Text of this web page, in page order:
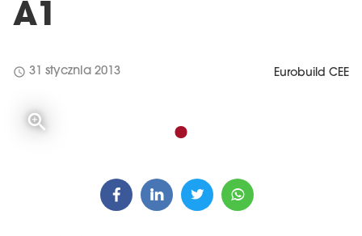
A1
schedule 31 stycznia 2013 Eurobuild CEE